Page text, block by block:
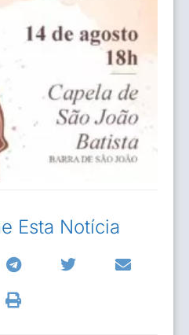
Esta Notícia